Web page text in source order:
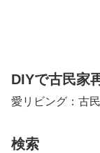
DIYで古民家
愛リビング：古
検索